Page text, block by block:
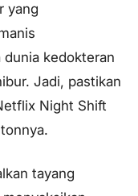
yang
kedokteran
Jadi, pastikan
Night Shift
tayang